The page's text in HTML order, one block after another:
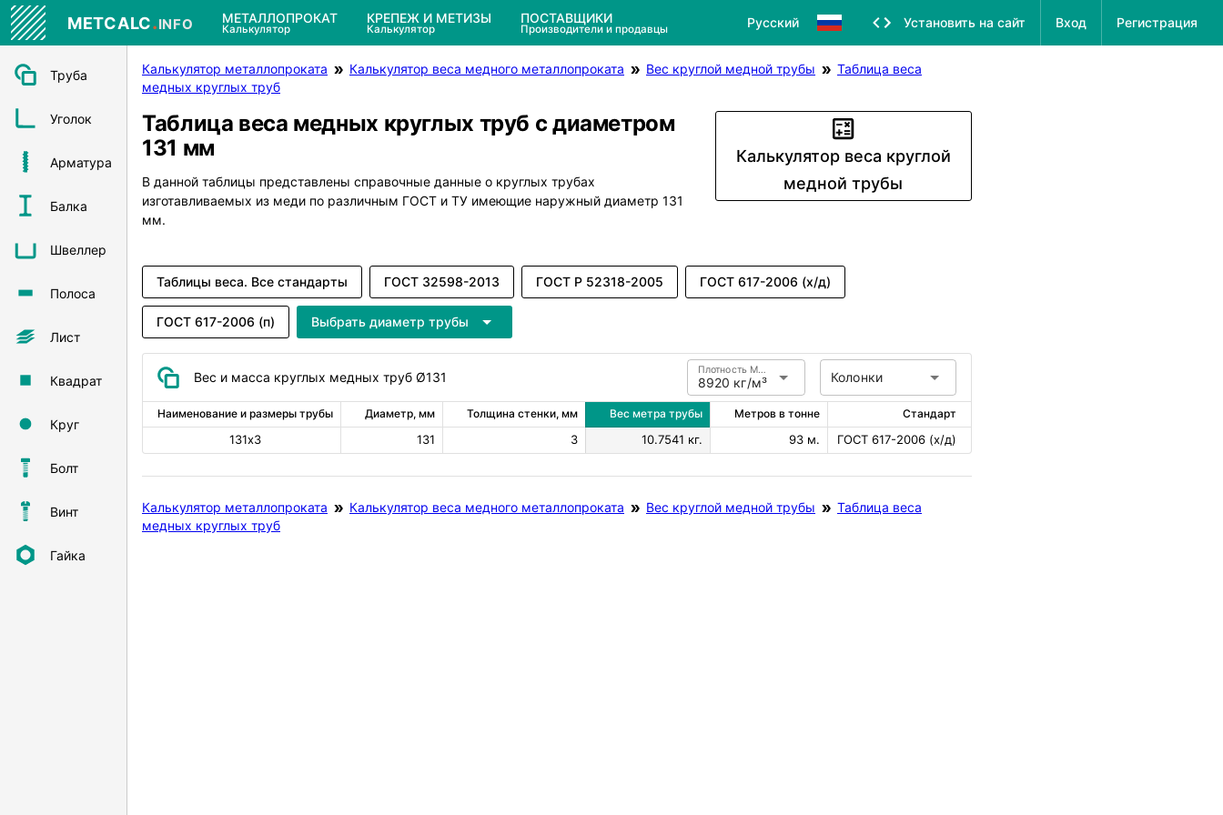
METCALC.INFO МЕТАЛЛОПРОКАТ
Калькулятор
КРЕПЕЖ И МЕТИЗЫ
Калькулятор
ПОСТАВЩИКИ
Производители и продавцы Русский Установить на сайт Вход Регистрация
Труба
Уголок
Арматура
Балка
Швеллер
Полоса
Лист
Квадрат
Круг
Болт
Винт
Гайка
Калькулятор металлопроката Калькулятор веса медного металлопроката Вес круглой медной трубы
Таблица веса
медных круглых труб
Таблица веса медных круглых труб с диаметром
131 мм
В данной таблицы представлены справочные данные о круглых трубах
изготавливаемых из меди по различным ГОСТ и ТУ имеющие наружный диаметр 131
мм.
Калькулятор веса круглой
медной трубы
Таблицы веса. Все стандарты ГОСТ 32598-2013 ГОСТ Р 52318-2005 ГОСТ 617-2006 (х/д)
ГОСТ 617-2006 (п) Выбрать диаметр трубы
Вес и масса круглых медных труб Ø131 8920 кг/м³
Плотность Медь Колонки
Наименование и размеры трубы Диаметр, мм Толщина стенки, мм Вес метра трубы Метров в тонне Стандарт
131х3 131 3 10.7541 кг. 93 м. ГОСТ 617-2006 (х/д)
Калькулятор металлопроката Калькулятор веса медного металлопроката Вес круглой медной трубы
Таблица веса
медных круглых труб